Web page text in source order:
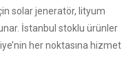
solar jeneratör, lityum
İstanbul stoklu ürünler
her noktasına hizmet